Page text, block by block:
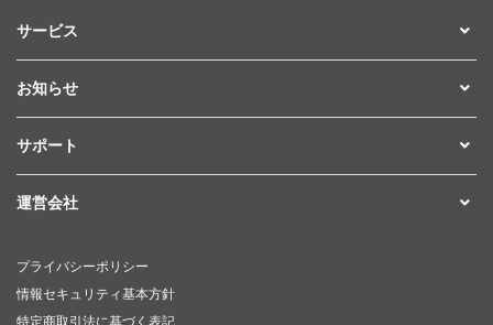
サービス
お知らせ
サポート
運営会社
プライバシーポリシー
情報セキュリティ基本方針
特定商取引法に基づく表記